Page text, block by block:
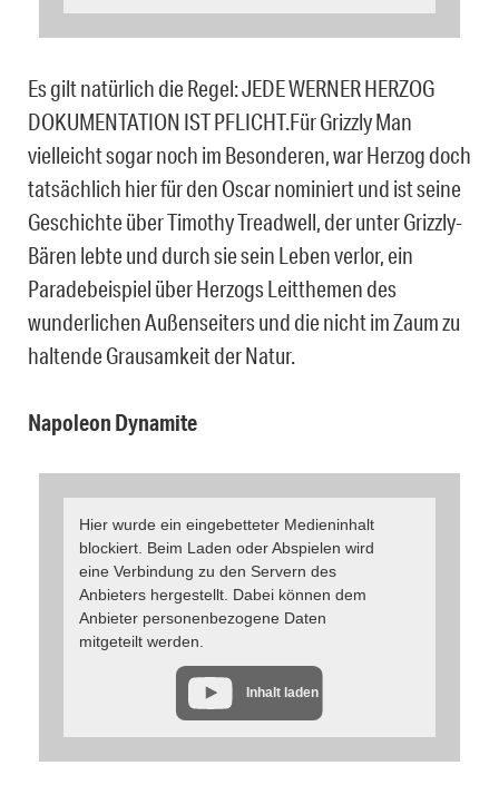
Es gilt natürlich die Regel: JEDE WERNER HERZOG
DOKUMENTATION IST PFLICHT.Für Grizzly Man
vielleicht sogar noch im Besonderen, war Herzog doch
tatsächlich hier für den Oscar nominiert und ist seine
Geschichte über Timothy Treadwell, der unter Grizzly-
Bären lebte und durch sie sein Leben verlor, ein
Paradebeispiel über Herzogs Leitthemen des
wunderlichen Außenseiters und die nicht im Zaum zu
haltende Grausamkeit der Natur.
Napoleon Dynamite
Hier wurde ein eingebetteter Medieninhalt
blockiert. Beim Laden oder Abspielen wird
eine Verbindung zu den Servern des
Anbieters hergestellt. Dabei können dem
Anbieter personenbezogene Daten
mitgeteilt werden.
Inhalt laden